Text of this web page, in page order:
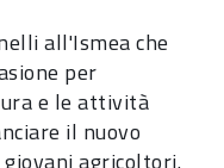
all'Ismea che
per
e le attività
il nuovo
agricoltori.